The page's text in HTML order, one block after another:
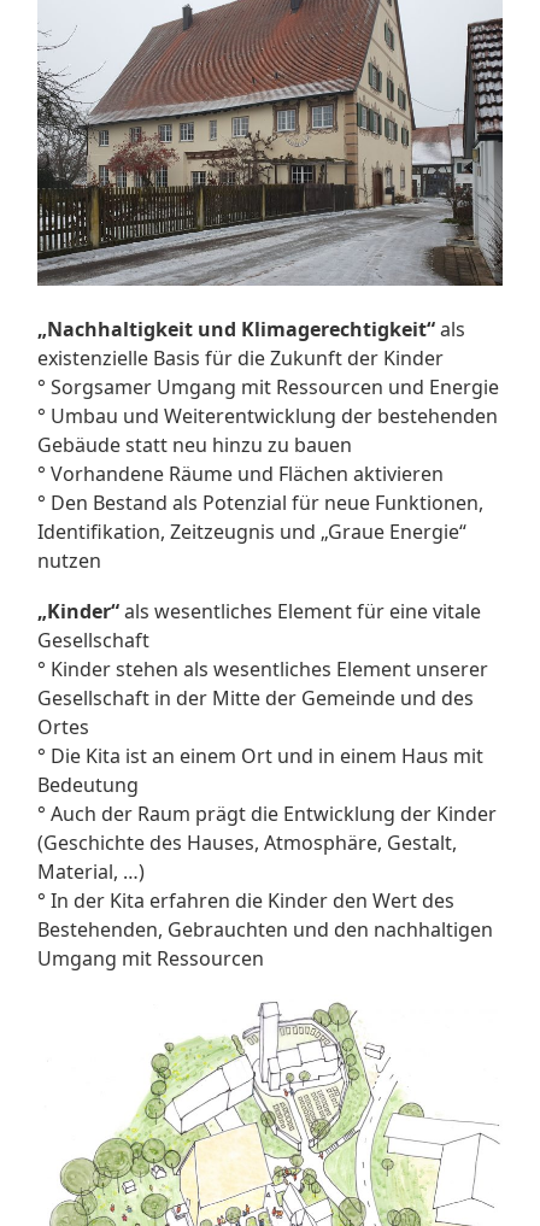
„Nachhaltigkeit und Klimagerechtigkeit“als
existenzielle Basis für die Zukunft der Kinder
° Sorgsamer Umgang mit Ressourcen und Energie
° Umbau und Weiterentwicklung der bestehenden
Gebäude statt neu hinzu zu bauen
° Vorhandene Räume und Flächen aktivieren
° Den Bestand als Potenzial für neue Funktionen,
Identifikation, Zeitzeugnis und „Graue Energie“
nutzen
„Kinder“als wesentliches Element für eine vitale
Gesellschaft
° Kinder stehen als wesentliches Element unserer
Gesellschaft in der Mitte der Gemeinde und des
Ortes
° Die Kita ist an einem Ort und in einem Haus mit
Bedeutung
° Auch der Raum prägt die Entwicklung der Kinder
(Geschichte des Hauses, Atmosphäre, Gestalt,
Material, …)
° In der Kita erfahren die Kinder den Wert des
Bestehenden, Gebrauchten und den nachhaltigen
Umgang mit Ressourcen